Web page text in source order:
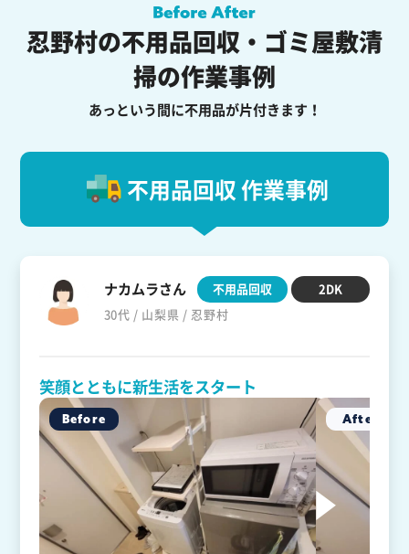
忍野村の不用品回収・ゴミ屋敷清
掃の作業事例
あっという間に不用品が片付きます！
不用品回収 作業事例
ナカムラさん
30代 / 山梨県 / 忍野村
不用品回収 2DK
笑顔とともに新生活をスタート